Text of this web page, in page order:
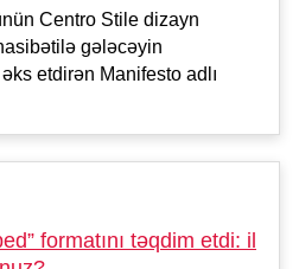
Centro Stile dizayn
gələcəyin
əks etdirən Manifesto adlı
formatını təqdim etdi: il